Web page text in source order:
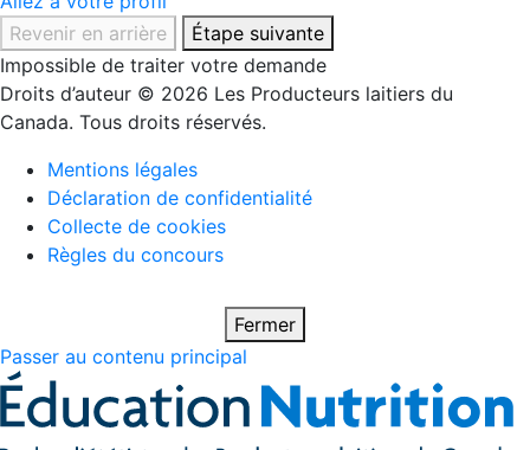
Revenir en arrière
Étape suivante
Impossible de traiter votre demande
Droits d’auteur © 2026 Les Producteurs laitiers du
Canada. Tous droits réservés.
Mentions légales
Déclaration de confidentialité
Collecte de cookies
Règles du concours
Fermer
Passer au contenu principal